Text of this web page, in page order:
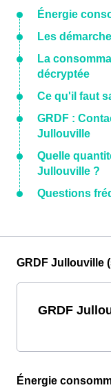
Énergie
Les
La
décryptée
Ce qu'il faut
GRDF :
Jullouville
Quelle
Jullouville ?
Questions
GRDF Jullouville
GRDF
Énergie